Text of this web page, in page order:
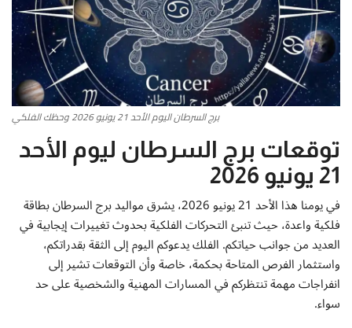
سياحة وسفر
منوعات عامة
جاليري الفن التشكيلي
من نحن
سياسة الخصوصية
البنود والشروط
رئيس التحرير
إتصل بنا
برج السرطان اليوم الأحد 21 يونيو 2026 وحظك الفلكي
توقعات برج السرطان ليوم الأحد
21 يونيو 2026
في يومنا هذا الأحد 21 يونيو 2026، يشرق مواليد برج السرطان بطاقة
فلكية واعدة، حيث تنبئ التحركات الفلكية بحدوث تغييرات إيجابية في
العديد من جوانب حياتكم. الفلك يدعوكم اليوم إلى الثقة بقدراتكم،
واستثمار الفرص المتاحة بحكمة، خاصة وأن التوقعات تشير إلى
انفراجات مهمة تنتظركم في المسارات المهنية والشخصية على حد
سواء.